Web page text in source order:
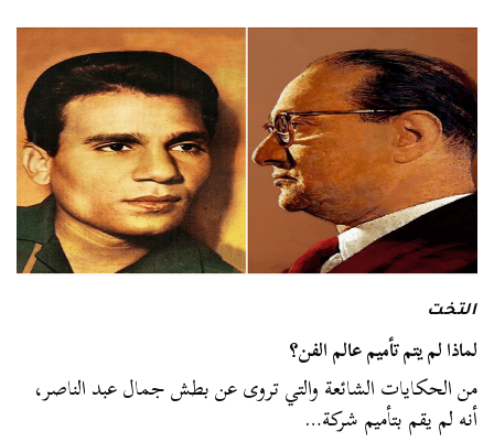
التخت
لماذا لم يتم تأميم عالم الفن؟
من الحكايات الشائعة والتي تروى عن بطش جمال عبد الناصر،
أنه لم يقم بتأميم شركة…